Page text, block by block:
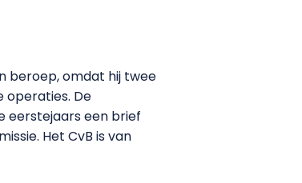
beroep, omdat hij twee
operaties. De
eerstejaars een brief
Het CvB is van